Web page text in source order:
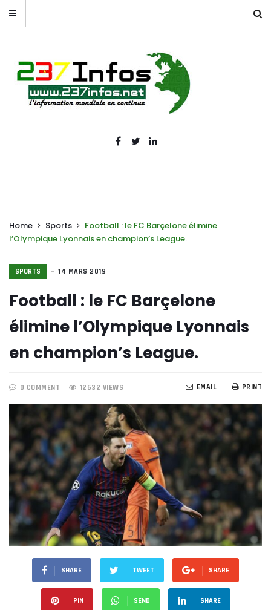
Home Sports
Football : le FC Barçelone élimine
l’Olympique Lyonnais en champion’s League.
SPORTS 14 MARS 2019
Football : le FC Barçelone
élimine l’Olympique Lyonnais
en champion’s League.
0 COMMENT 12632 VIEWS PRINT
EMAIL
SHARE TWEET SHARE
PIN SEND SHARE